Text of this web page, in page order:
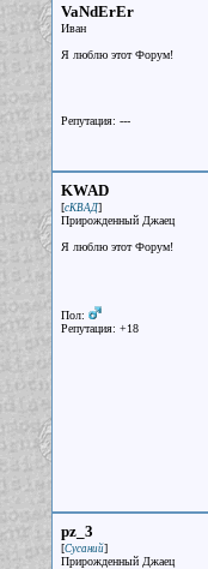
VaNdErEr
Иван
Я люблю этот Форум!
Репутация: ---
KWAD
[сКВАД]
Прирожденный Джаец
Я люблю этот Форум!
Пол:
Репутация: +18
pz_3
[Сусаний]
Прирожденный Джаец